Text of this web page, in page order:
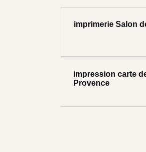
imprimerie Salon
impression carte
Provence